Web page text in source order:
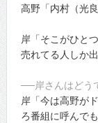
高野「内村（光
岸「そこがひと
売れてる人しか
──岸さんはどう
岸「今は高野が
ろ番組に呼んで